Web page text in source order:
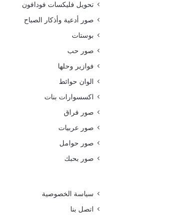
تحويل فليكسات فودافون
صور أدعية وأذكار الصباح
بوستات
صور حب
فوازير وحلها
الوان حوائط
اكسسوارات بنات
صور فراق
صور عربيات
صور حوامل
صور بحبك
سياسة الخصوصية
اتصل بنا